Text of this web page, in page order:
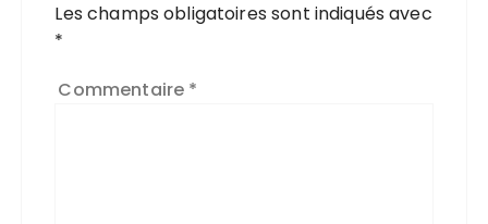
Les champs obligatoires sont indiqués avec
*
Commentaire *